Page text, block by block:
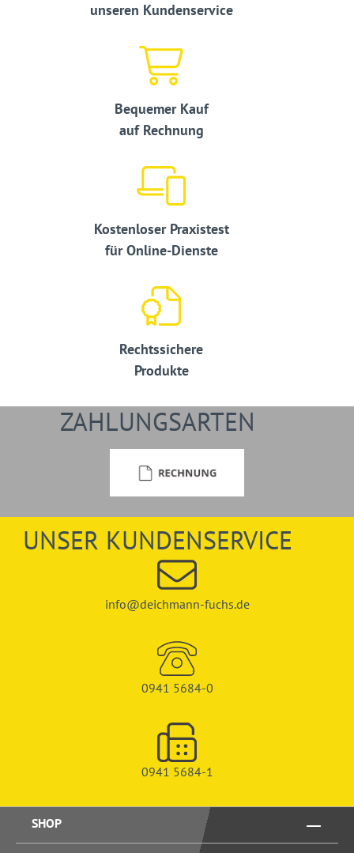
unseren Kundenservice
Bequemer Kauf
auf Rechnung
Kostenloser Praxistest
für Online-Dienste
Rechtssichere
Produkte
ZAHLUNGSARTEN
UNSER KUNDENSERVICE
info@deichmann-fuchs.de
0941 5684-0
0941 5684-1
SHOP